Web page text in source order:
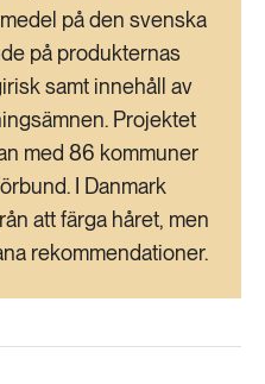
på den svenska
på produkternas
samt innehåll av
Projektet
med 86 kommuner
I Danmark
att färga håret, men
rekommendationer.